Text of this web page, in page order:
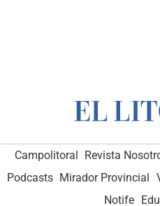
Campolitoral Revista
Podcasts Mirador Provincial
Notife